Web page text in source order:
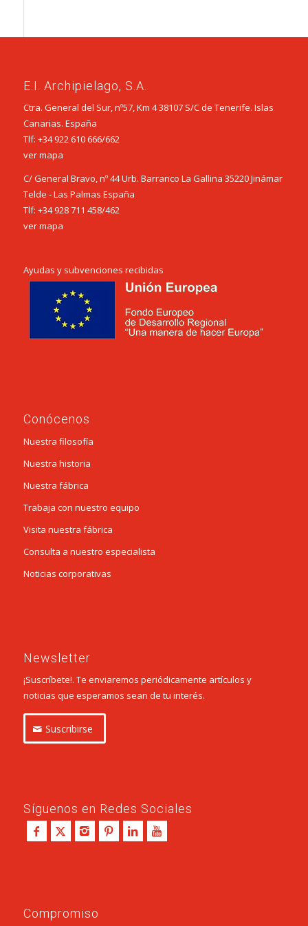
E.I. Archipielago, S.A.
Ctra. General del Sur, nº57, Km 4 38107 S/C de Tenerife. Islas
Canarias. España
Tlf: +34 922 610 666/662
ver mapa
C/ General Bravo, nº 44 Urb. Barranco La Gallina 35220 Jinámar
Telde - Las Palmas España
Tlf: +34 928 711 458/462
ver mapa
Ayudas y subvenciones recibidas
Conócenos
Nuestra filosofía
Nuestra historia
Nuestra fábrica
Trabaja con nuestro equipo
Visita nuestra fábrica
Consulta a nuestro especialista
Noticias corporativas
Newsletter
¡Suscríbete!. Te enviaremos periódicamente artículos y
noticias que esperamos sean de tu interés.
Suscribirse
Síguenos en Redes Sociales
Compromiso